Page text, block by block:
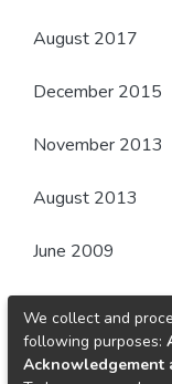
August 2017
December 2015
November 2013
August 2013
June 2009
March 2007
We collect and
following purposes:
Acknowledgement